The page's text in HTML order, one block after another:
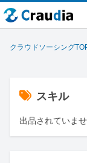
クラウドソーシング
スキル
出品されていま